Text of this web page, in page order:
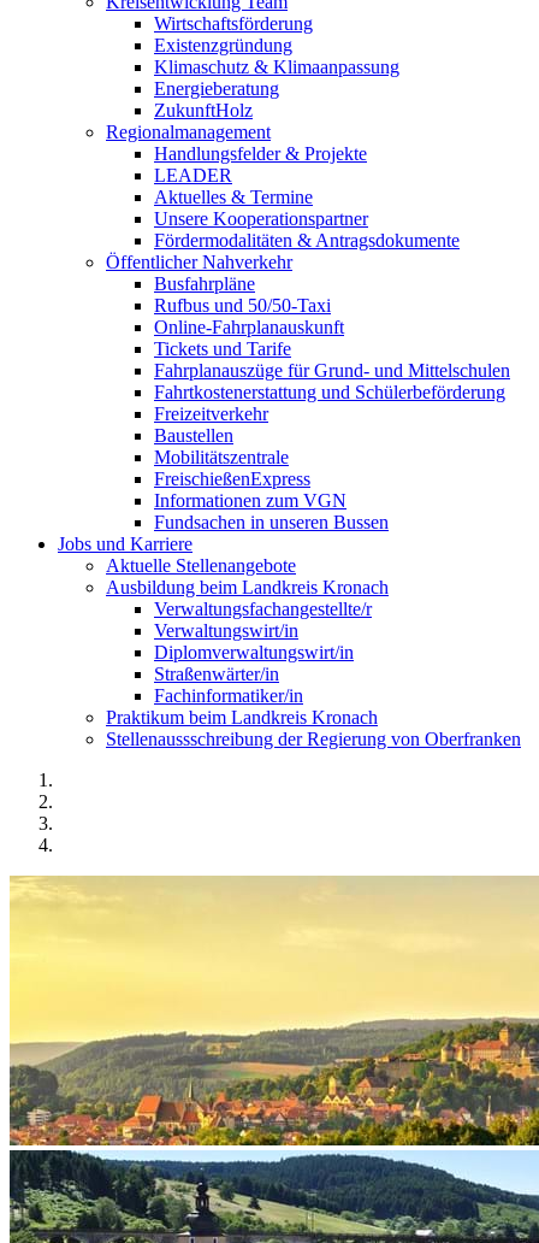
Wirtschaftsförderung
Existenzgründung
Klimaschutz & Klimaanpassung
Energieberatung
ZukunftHolz
Regionalmanagement
Handlungsfelder & Projekte
LEADER
Aktuelles & Termine
Unsere Kooperationspartner
Fördermodalitäten & Antragsdokumente
Öffentlicher Nahverkehr
Busfahrpläne
Rufbus und 50/50-Taxi
Online-Fahrplanauskunft
Tickets und Tarife
Fahrplanauszüge für Grund- und Mittelschulen
Fahrtkostenerstattung und Schülerbeförderung
Freizeitverkehr
Baustellen
Mobilitätszentrale
FreischießenExpress
Informationen zum VGN
Fundsachen in unseren Bussen
Jobs und Karriere
Aktuelle Stellenangebote
Ausbildung beim Landkreis Kronach
Verwaltungsfachangestellte/r
Verwaltungswirt/in
Diplomverwaltungswirt/in
Straßenwärter/in
Fachinformatiker/in
Praktikum beim Landkreis Kronach
Stellenaussschreibung der Regierung von Oberfranken